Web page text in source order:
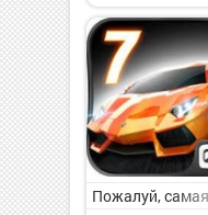
Пожалуй,